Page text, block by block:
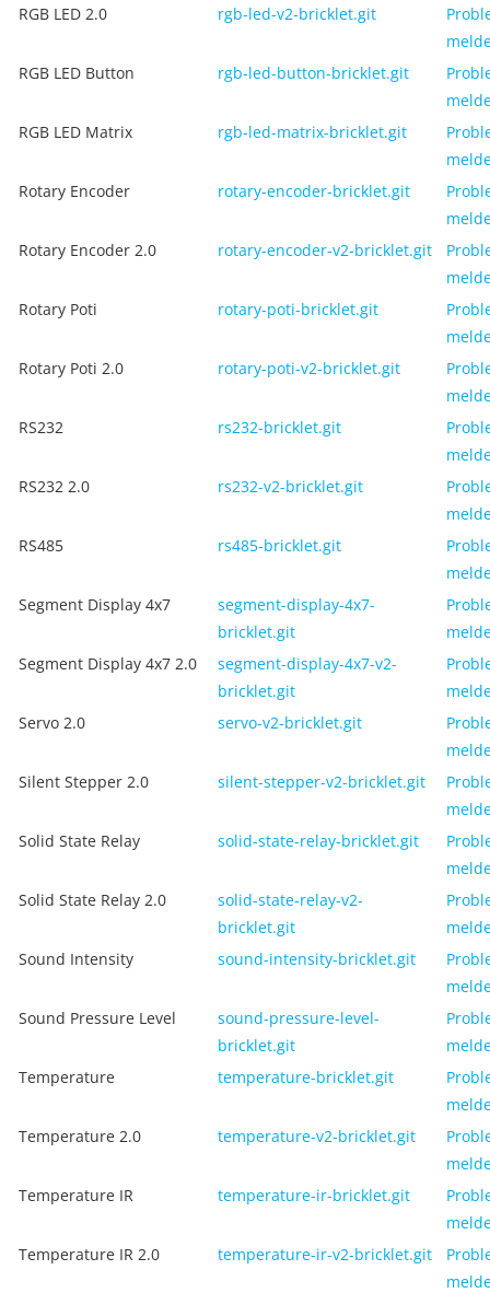
RGB LED 2.0
rgb-led-v2-bricklet.git
RGB LED Button
rgb-led-button-bricklet.git
RGB LED Matrix
rgb-led-matrix-bricklet.git
Rotary Encoder
rotary-encoder-bricklet.git
Rotary Encoder 2.0
rotary-encoder-v2-bricklet.git
Rotary Poti
rotary-poti-bricklet.git
Rotary Poti 2.0
rotary-poti-v2-bricklet.git
RS232
rs232-bricklet.git
RS232 2.0
rs232-v2-bricklet.git
RS485
rs485-bricklet.git
Segment Display 4x7
segment-display-4x7-
bricklet.git
Segment Display 4x7 2.0
segment-display-4x7-v2-
bricklet.git
Servo 2.0
servo-v2-bricklet.git
Silent Stepper 2.0
silent-stepper-v2-bricklet.git
Solid State Relay
solid-state-relay-bricklet.git
Solid State Relay 2.0
solid-state-relay-v2-
bricklet.git
Sound Intensity
sound-intensity-bricklet.git
Sound Pressure Level
sound-pressure-level-
bricklet.git
Temperature
temperature-bricklet.git
Temperature 2.0
temperature-v2-bricklet.git
Temperature IR
temperature-ir-bricklet.git
Temperature IR 2.0
temperature-ir-v2-bricklet.git